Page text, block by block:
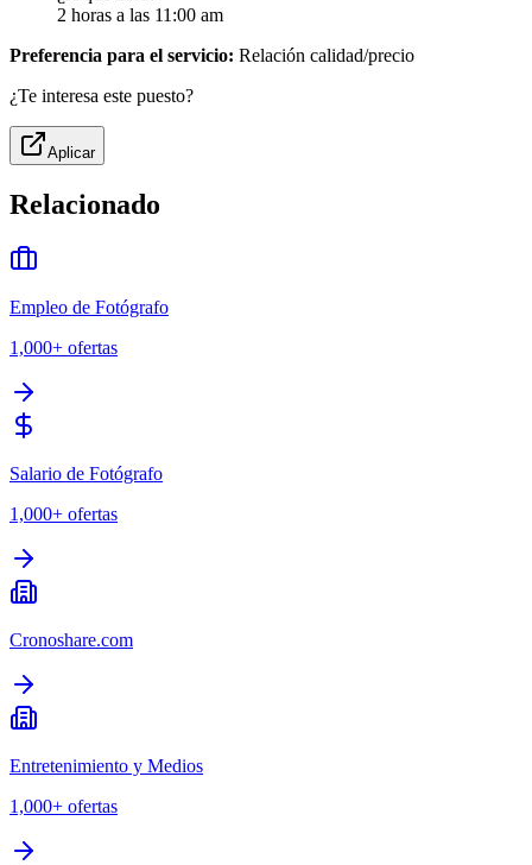
2 horas a las 11:00 am
Preferencia para el servicio: Relación calidad/precio
¿Te interesa este puesto?
Aplicar
Relacionado
Empleo de Fotógrafo
1,000+ ofertas
Salario de Fotógrafo
1,000+ ofertas
Cronoshare.com
Entretenimiento y Medios
1,000+ ofertas